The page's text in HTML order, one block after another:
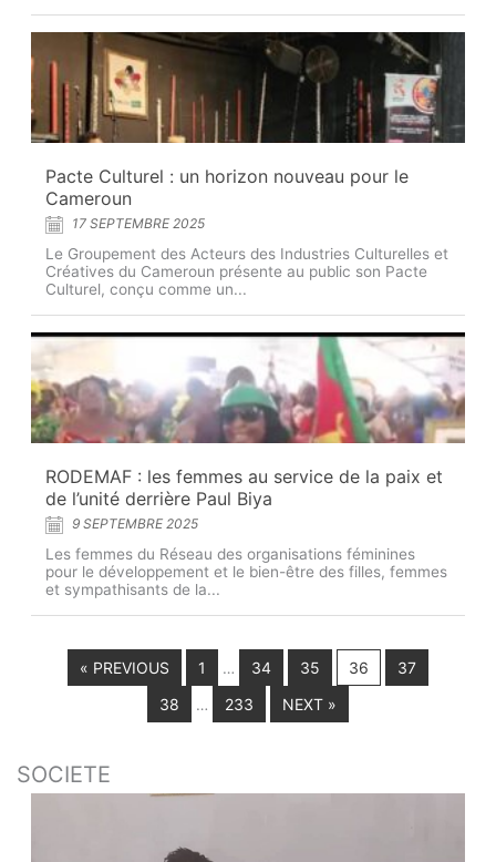
Pacte Culturel : un horizon nouveau pour le
Cameroun
17 SEPTEMBRE 2025
Le Groupement des Acteurs des Industries Culturelles et
Créatives du Cameroun présente au public son Pacte
Culturel, conçu comme un...
RODEMAF : les femmes au service de la paix et
de l’unité derrière Paul Biya
9 SEPTEMBRE 2025
Les femmes du Réseau des organisations féminines
pour le développement et le bien-être des filles, femmes
et sympathisants de la...
« PREVIOUS 1 … 34 35 36
37
38
… 233 NEXT »
SOCIETE